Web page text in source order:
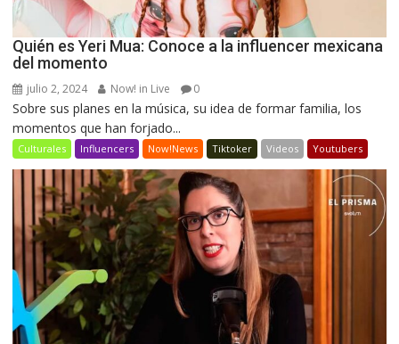
Quién es Yeri Mua: Conoce a la influencer mexicana
del momento
julio 2, 2024 Now! in Live 0
Sobre sus planes en la música, su idea de formar familia, los
momentos que han forjado...
Culturales Influencers Now!News Tiktoker Videos Youtubers